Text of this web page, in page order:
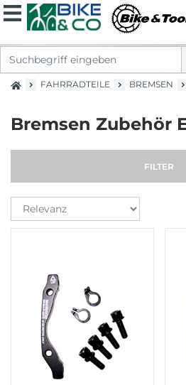
FAHRRADTEILE BREMSEN
Bremsen Zubehör
FILTER